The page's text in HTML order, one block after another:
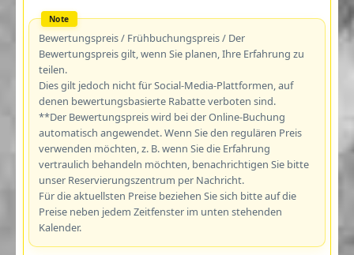
Bewertungspreis / Frühbuchungspreis / Der
Bewertungspreis gilt, wenn Sie planen, Ihre Erfahrung zu
teilen.
Dies gilt jedoch nicht für Social-Media-Plattformen, auf
denen bewertungsbasierte Rabatte verboten sind.
**Der Bewertungspreis wird bei der Online-Buchung
automatisch angewendet. Wenn Sie den regulären Preis
verwenden möchten, z. B. wenn Sie die Erfahrung
vertraulich behandeln möchten, benachrichtigen Sie bitte
unser Reservierungszentrum per Nachricht.
Für die aktuellsten Preise beziehen Sie sich bitte auf die
Preise neben jedem Zeitfenster im unten stehenden
Kalender.